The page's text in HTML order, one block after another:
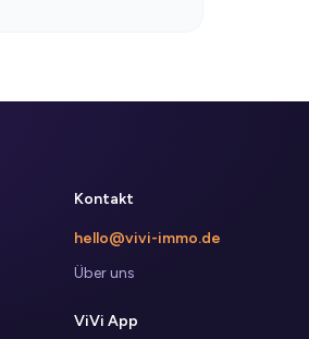
Kontakt
hello@vivi-immo.de
Über uns
ViVi App